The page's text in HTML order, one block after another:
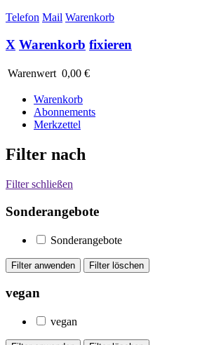
Telefon Mail Warenkorb
X Warenkorb fixieren
Warenwert 0,00 €
Warenkorb
Abonnements
Merkzettel
Filter nach
Filter schließen
Sonderangebote
Sonderangebote
vegan
vegan